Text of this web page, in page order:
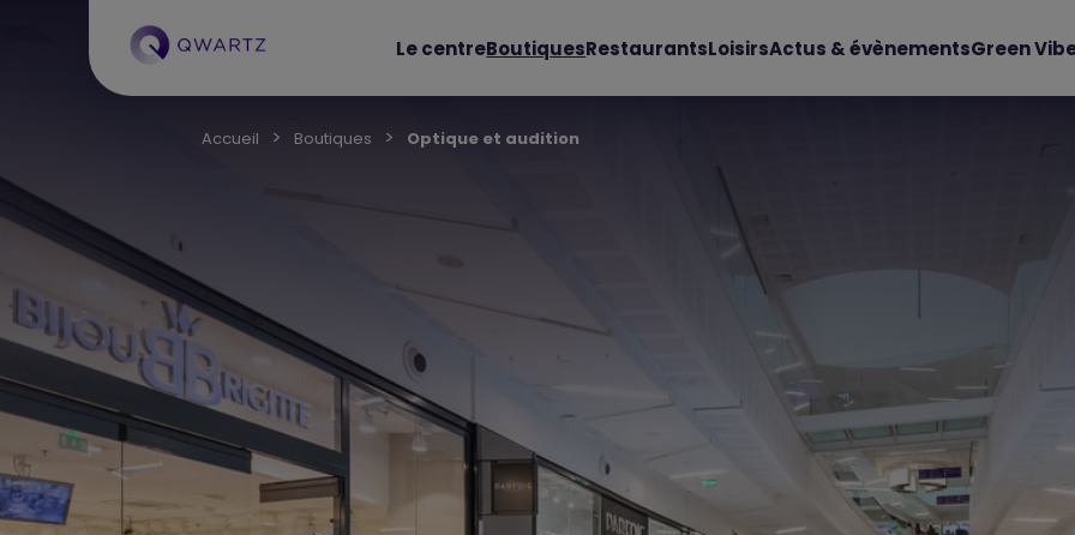
Le centreBoutiquesRestaurantsLoisirsActus & évènementsGreen
Accueil Boutiques Optique et audition